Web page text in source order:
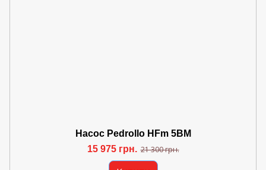
Насос Pedrollo HFm 5BM
15 975 грн. 21 300 грн.